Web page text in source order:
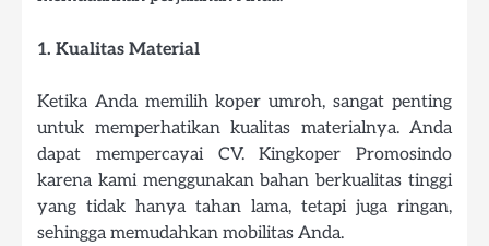
1. Kualitas Material
Ketika Anda memilih koper umroh, sangat penting
untuk memperhatikan kualitas materialnya. Anda
dapat mempercayai CV. Kingkoper Promosindo
karena kami menggunakan bahan berkualitas tinggi
yang tidak hanya tahan lama, tetapi juga ringan,
sehingga memudahkan mobilitas Anda.